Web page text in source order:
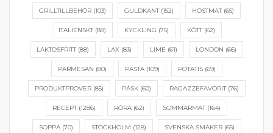
GRILLTILLBEHÖR (103) GULDKANT(152) HÖSTMAT(65)
ITALIENSKT(88) KYCKLING (75) KÖTT(62)
LAKTOSFRITT(88) LAX (83) LIME (61) LONDON (66)
PARMESAN (80) PASTA(109) POTATIS(69)
PRODUKTPROVER(85) PÅSK(60) RAGAZZEFAVORIT(76)
RECEPT(1286) RÖRA (62) SOMMARMAT(164)
SOPPA(70) STOCKHOLM (128) SVENSKA SMAKER(65)